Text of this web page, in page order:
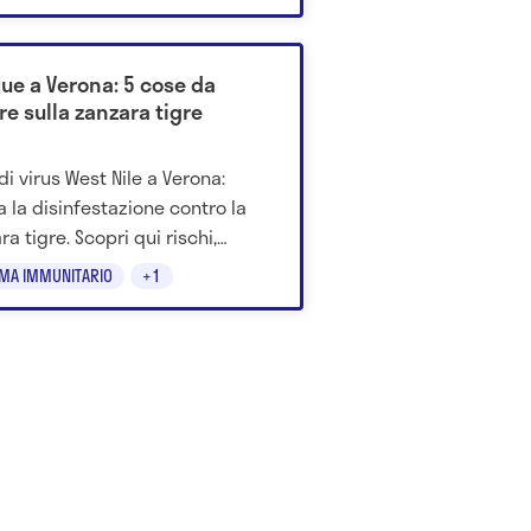
IMMUNITARIO +1
a Verona: 5 cose da
sulla zanzara tigre
virus West Nile a Verona:
la disinfestazione contro la
tigre. Scopri qui rischi,
e prevenzione.